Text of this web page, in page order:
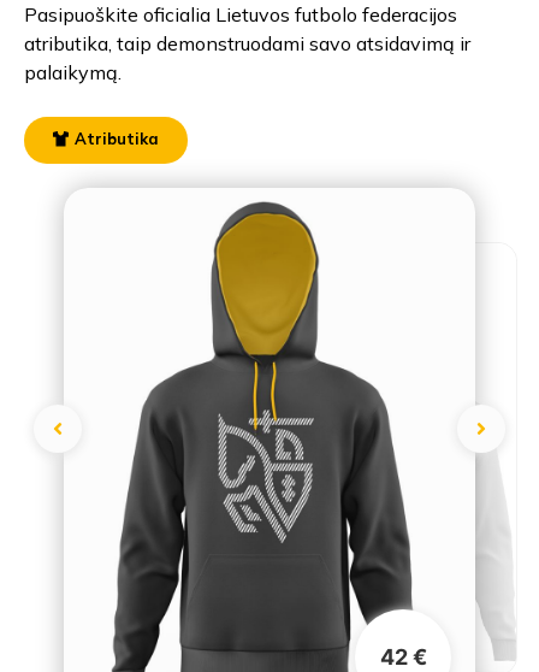
42 €
Pasipuoškite oficialia Lietuvos futbolo federacijos
atributika, taip demonstruodami savo atsidavimą ir
palaikymą.
Atributika